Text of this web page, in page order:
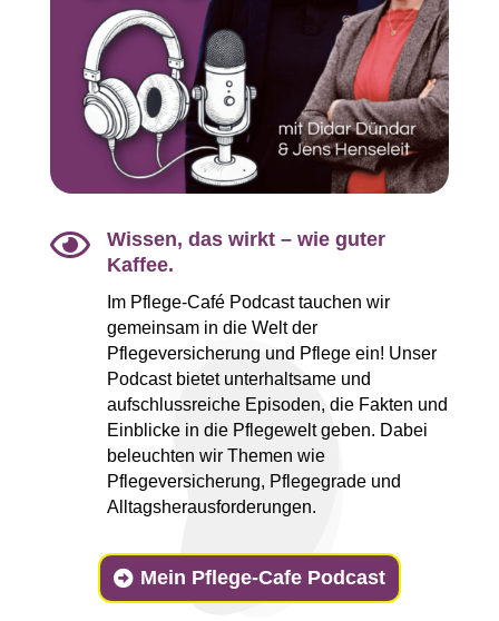

Wissen, das wirkt – wie guter
Kaffee.
Im Pflege-Café Podcast tauchen wir
gemeinsam in die Welt der
Pflegeversicherung und Pflege ein! Unser
Podcast bietet unterhaltsame und
aufschlussreiche Episoden, die Fakten und
Einblicke in die Pflegewelt geben. Dabei
beleuchten wir Themen wie
Pflegeversicherung, Pflegegrade und
Alltagsherausforderungen.
Mein Pflege-Cafe Podcast